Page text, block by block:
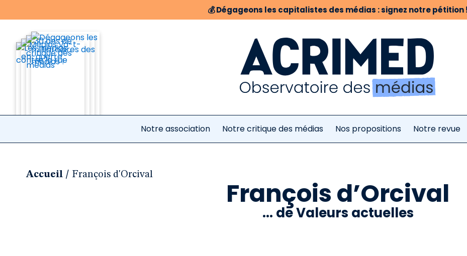
💰Dégageons les capitalistes des médias : signez notre pétition !
Notre association Notre critique des médias Nos propositions Notre revue
Accueil / François d'Orcival
François d’Orcival
... de Valeurs actuelles